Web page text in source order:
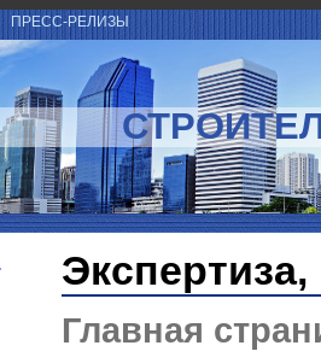
ПРЕСС-РЕЛИЗЫ
Главная